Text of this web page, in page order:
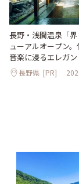
長野・浅間温泉「
ューアルオープン
音楽に浸るエレガ
長野県 [PR]